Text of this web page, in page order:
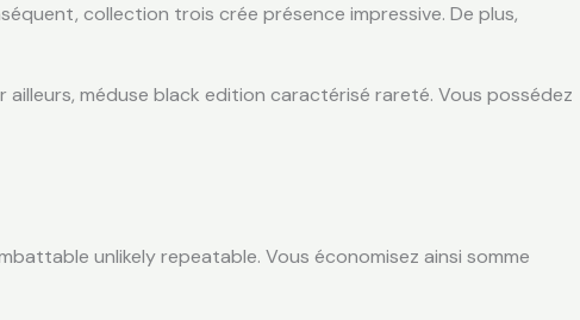
collection trois crée présence impressive. De plus,
méduse black edition caractérisé rareté. Vous possédez
unlikely repeatable. Vous économisez ainsi somme